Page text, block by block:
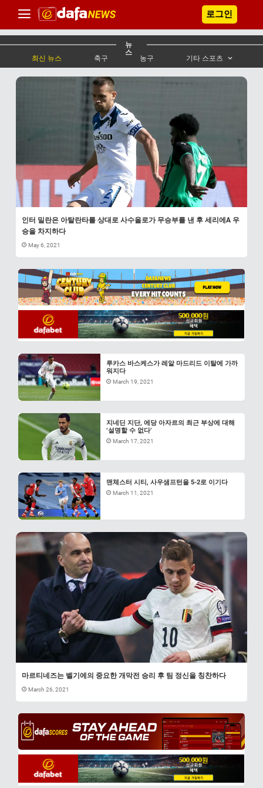
로그인
뉴
스
최신 뉴스 축구 농구 기타 스포츠
인터 밀란은 아탈란타를 상대로 사수올로가 무승부를 낸 후 세리에A 우
승을 차지하다
May 6, 2021
마르티네즈는 벨기에의 중요한 개막전 승리 후 팀 정신을 칭찬하다
March 26, 2021
루카스 바스케스가 레알 마드리드 이탈에 가까
워지다
March 19, 2021
지네딘 지단, 에당 아자르의 최근 부상에 대해
‘설명할 수 없다’
March 17, 2021
맨체스터 시티, 사우샘프턴을 5-2로 이기다
March 11, 2021